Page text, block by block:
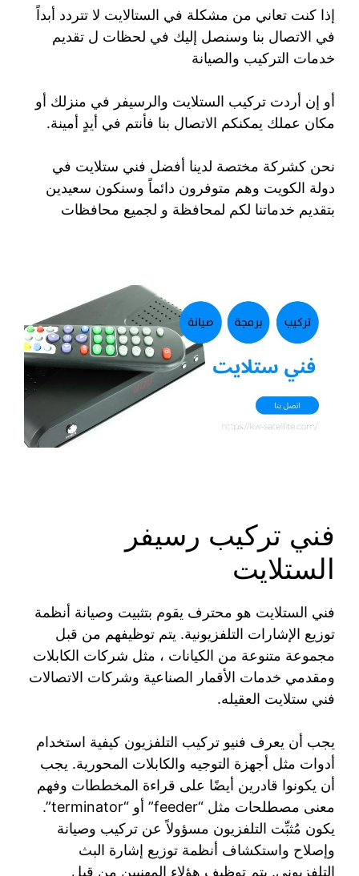
إذا كنت تعاني من مشكلة في الستالايت لا تتردد أبداً
في الاتصال بنا وسنصل إليك في لحظات ل تقديم
خدمات التركيب والصيانة
أو إن أردت تركيب الستلايت والرسيفر في منزلك أو
مكان عملك يمكنكم الاتصال بنا فأنتم في أيدٍ أمينة.
نحن كشركة مختصة لدينا أفضل فني ستلايت في
دولة الكويت وهم متوفرون دائماً وسنكون سعيدين
بتقديم خدماتنا لكم لمحافظة و لجميع محافظات
فني تركيب رسيفر
الستلايت
فني الستلايت هو محترف يقوم بتثبيت وصيانة أنظمة
توزيع الإشارات التلفزيونية. يتم توظيفهم من قبل
مجموعة متنوعة من الكيانات ، مثل شركات الكابلات
ومقدمي خدمات الأقمار الصناعية وشركات الاتصالات
فني ستلايت العقيله.
يجب أن يعرف فنيو تركيب التلفزيون كيفية استخدام
أدوات مثل أجهزة التوجيه والكابلات المحورية. يجب
أن يكونوا قادرين أيضًا على قراءة المخططات وفهم
معنى مصطلحات مثل “feeder” أو “terminator”.
يكون مُثبِّت التلفزيون مسؤولاً عن تركيب وصيانة
وإصلاح واستكشاف أنظمة توزيع إشارة البث
التلفزيوني. يتم توظيف هؤلاء المهنيين من قبل